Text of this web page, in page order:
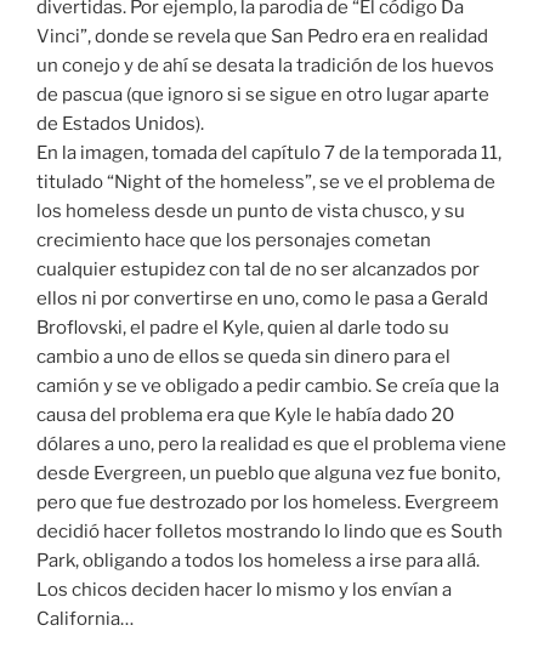
divertidas. Por ejemplo, la parodia de “El código Da
Vinci”, donde se revela que San Pedro era en realidad
un conejo y de ahí se desata la tradición de los huevos
de pascua (que ignoro si se sigue en otro lugar aparte
de Estados Unidos).
En la imagen, tomada del capítulo 7 de la temporada 11,
titulado “Night of the homeless”, se ve el problema de
los homeless desde un punto de vista chusco, y su
crecimiento hace que los personajes cometan
cualquier estupidez con tal de no ser alcanzados por
ellos ni por convertirse en uno, como le pasa a Gerald
Broflovski, el padre el Kyle, quien al darle todo su
cambio a uno de ellos se queda sin dinero para el
camión y se ve obligado a pedir cambio. Se creía que la
causa del problema era que Kyle le había dado 20
dólares a uno, pero la realidad es que el problema viene
desde Evergreen, un pueblo que alguna vez fue bonito,
pero que fue destrozado por los homeless. Evergreem
decidió hacer folletos mostrando lo lindo que es South
Park, obligando a todos los homeless a irse para allá.
Los chicos deciden hacer lo mismo y los envían a
California…